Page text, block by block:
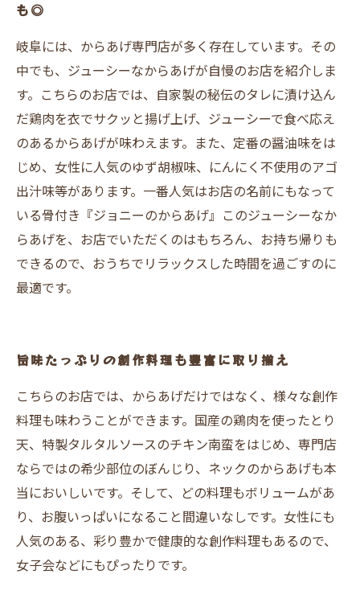
も◎
岐阜には、からあげ専門店が多く存在しています。その
中でも、ジューシーなからあげが自慢のお店を紹介しま
す。こちらのお店では、自家製の秘伝のタレに漬け込ん
だ鶏肉を衣でサクッと揚げ上げ、ジューシーで食べ応え
のあるからあげが味わえます。また、定番の醤油味をは
じめ、女性に人気のゆず胡椒味、にんにく不使用のアゴ
出汁味等があります。一番人気はお店の名前にもなって
いる骨付き『ジョニーのからあげ』このジューシーなか
らあげを、お店でいただくのはもちろん、お持ち帰りも
できるので、おうちでリラックスした時間を過ごすのに
最適です。
旨味たっぷりの創作料理も豊富に取り揃え
こちらのお店では、からあげだけではなく、様々な創作
料理も味わうことができます。国産の鶏肉を使ったとり
天、特製タルタルソースのチキン南蛮をはじめ、専門店
ならではの希少部位のぼんじり、ネックのからあげも本
当においしいです。そして、どの料理もボリュームがあ
り、お腹いっぱいになること間違いなしです。女性にも
人気のある、彩り豊かで健康的な創作料理もあるので、
女子会などにもぴったりです。